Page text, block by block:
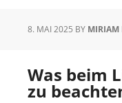
8. MAI 2025 BY MIRIAM
Was beim
zu